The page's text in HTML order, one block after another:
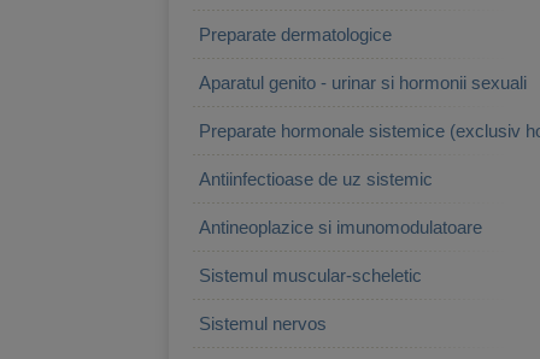
Preparate dermatologice
Aparatul genito - urinar si hormonii sexuali
Preparate hormonale sistemice (exclusiv
Antiinfectioase de uz sistemic
Antineoplazice si imunomodulatoare
Sistemul muscular-scheletic
Sistemul nervos